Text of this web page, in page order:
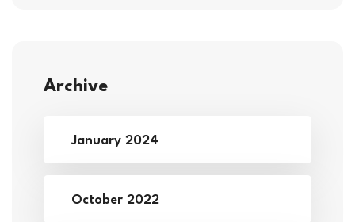
Archive
January 2024
October 2022